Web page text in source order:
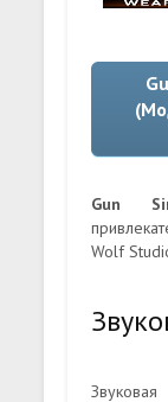
Gun
Wolf